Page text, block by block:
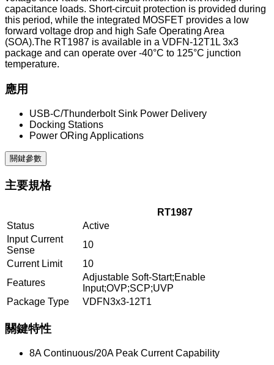
capacitance loads. Short-circuit protection is provided during
this period, while the integrated MOSFET provides a low
forward voltage drop and high Safe Operating Area
(SOA).The RT1987 is available in a VDFN-12T1L 3x3
package and can operate over -40°C to 125°C junction
temperature.
應用
USB-C/Thunderbolt Sink Power Delivery
Docking Stations
Power ORing Applications
關鍵參數
主要規格
RT1987
Status
Active
Input Current
Sense
10
Current Limit
10
Features
Adjustable Soft-Start;Enable
Input;OVP;SCP;UVP
Package Type
VDFN3x3-12T1
關鍵特性
8A Continuous/20A Peak Current Capability